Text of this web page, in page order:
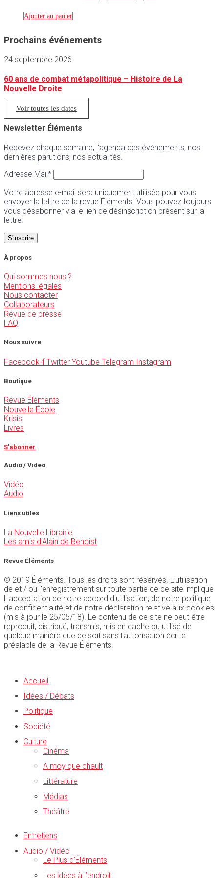
Ajouter au panier
Prochains événements
24 septembre 2026
60 ans de combat métapolitique – Histoire de La
Nouvelle Droite
Voir toutes les dates
Newsletter Éléments
Recevez chaque semaine, l’agenda des événements, nos
dernières parutions, nos actualités.
Adresse Mail*
Votre adresse e-mail sera uniquement utilisée pour vous
envoyer la lettre de la revue Éléments. Vous pouvez toujours
vous désabonner via le lien de désinscription présent sur la
lettre.
À propos
Qui sommes nous ?
Mentions légales
Nous contacter
Collaborateurs
Revue de presse
FAQ
Nous suivre
Facebook-f Twitter Youtube Telegram Instagram
Boutique
Revue Éléments
Nouvelle École
Krisis
Livres
S'abonner
Audio / Vidéo
Vidéo
Audio
Liens utiles
La Nouvelle Librairie
Les amis d'Alain de Benoist
Revue Éléments
© 2019 Éléments. Tous les droits sont réservés. L'utilisation
de et / ou l'enregistrement sur toute partie de ce site implique
l' acceptation de notre accord d'utilisation, de notre politique
de confidentialité et de notre déclaration relative aux cookies
(mis à jour le 25/05/18). Le contenu de ce site ne peut être
reproduit, distribué, transmis, mis en cache ou utilisé de
quelque manière que ce soit sans l'autorisation écrite
préalable de la Revue Éléments.
Accueil
Idées / Débats
Politique
Société
Culture
Cinéma
A moy que chault
Littérature
Médias
Théâtre
Entretiens
Audio / Vidéo
Le Plus d’Éléments
Les idées à l’endroit